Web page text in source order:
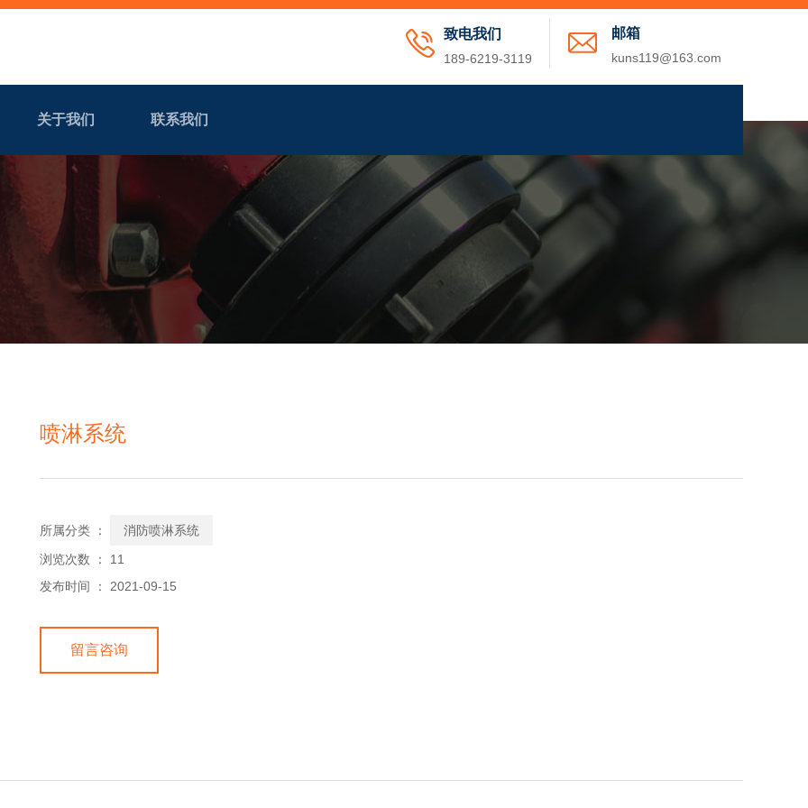
致电我们
189-6219-3119
邮箱
kuns119@163.com
关于我们 联系我们
首页
喷淋系统
所属分类 ：
消防喷淋系统
浏览次数 ： 11
发布时间 ： 2021-09-15
留言咨询